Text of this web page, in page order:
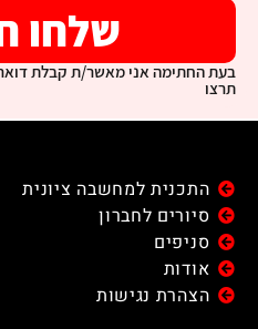
שלחו
בעת החתימה אני מאשר/ת קבלת
תרצו
התכנית למחשבה ציונית
סיורים לחברון
סניפים
אודות
הצהרת נגישות